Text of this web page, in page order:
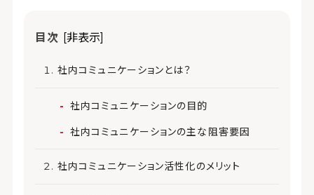
目次 [非表示]
社内コミュニケーションとは？
社内コミュニケーションの目的
社内コミュニケーションの主な阻害要因
社内コミュニケーション活性化のメリット